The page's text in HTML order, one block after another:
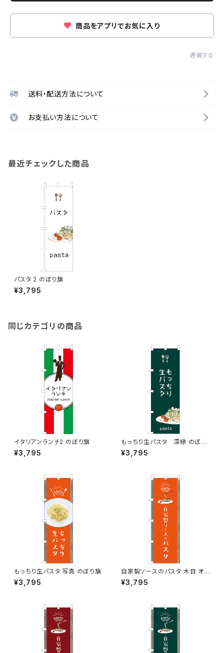
商品をアプリでお気に入り
通報する
送料・配送方法について
お支払い方法について
最近チェックした商品
パスタ 2 のぼり旗
¥3,795
同じカテゴリの商品
イタリアンランチ2 のぼり旗
¥3,795
もっちり生パスタ 深緑 のぼり
旗
¥3,795
もっちり生パスタ 写真 のぼり旗
¥3,795
自家製ソースのパスタ 木目 オレ
ンジ のぼり旗
¥3,795